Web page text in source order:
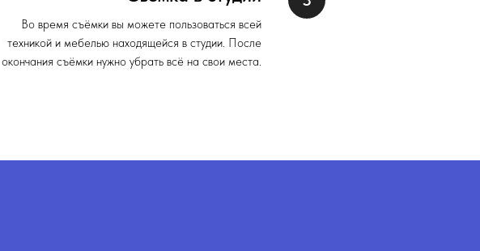
Во время съёмки вы можете пользоваться всей
техникой и мебелью находящейся в студии. После
окончания съёмки нужно убрать всё на свои места.